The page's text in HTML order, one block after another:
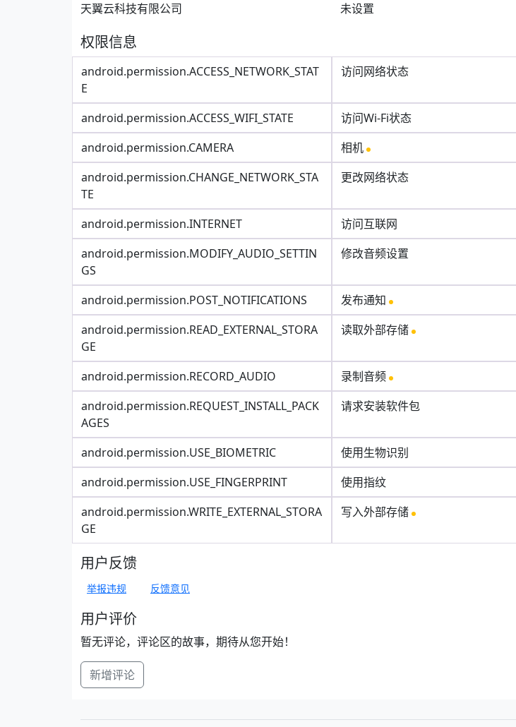
天翼云科技有限公司
未设置
权限信息
android.permission.ACCESS_NETWORK_STAT
E
访问网络状态
android.permission.ACCESS_WIFI_STATE
访问Wi-Fi状态
android.permission.CAMERA
相机
android.permission.CHANGE_NETWORK_STA
TE
更改网络状态
android.permission.INTERNET
访问互联网
android.permission.MODIFY_AUDIO_SETTIN
GS
修改音频设置
android.permission.POST_NOTIFICATIONS
发布通知
android.permission.READ_EXTERNAL_STORA
GE
读取外部存储
android.permission.RECORD_AUDIO
录制音频
android.permission.REQUEST_INSTALL_PACK
AGES
请求安装软件包
android.permission.USE_BIOMETRIC
使用生物识别
android.permission.USE_FINGERPRINT
使用指纹
android.permission.WRITE_EXTERNAL_STORA
GE
写入外部存储
用户反馈
举报违规 反馈意见
用户评价
暂无评论，评论区的故事，期待从您开始！
新增评论